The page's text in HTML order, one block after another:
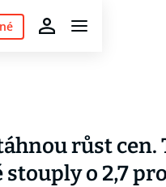
růst cen.
o 2,7